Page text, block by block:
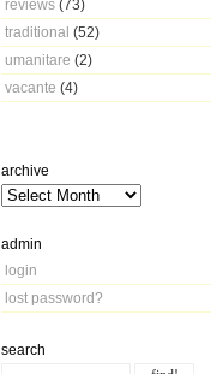
reviews (73)
traditional (52)
umanitare (2)
vacante (4)
archive
admin
login
lost password?
search